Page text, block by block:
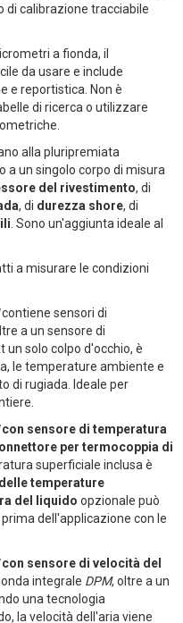
di calibrazione tracciabile
a fionda, il
da usare e include
e reportistica. Non è
di ricerca o utilizzare
alla pluripremiata
a un singolo corpo di misura
del rivestimento, di
, di durezza shore, di
. Sono un'aggiunta ideale al
a misurare le condizioni
contiene sensori di
a un sensore di
solo colpo d'occhio, è
le temperature ambiente e
di rugiada. Ideale per
con sensore di temperatura
per termocoppia di
superficiale inclusa è
delle temperature
del liquido opzionale può
dell'applicazione con le
con sensore di velocità del
integrale DPM, oltre a un
una tecnologia
la velocità dell'aria viene